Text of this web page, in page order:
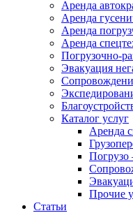
Аренда
Аренда
Аренда
Аренда
Погрузочно-
Эвакуация
Каталог услуг
Аренда
Погрузо
Прочие
Статьи